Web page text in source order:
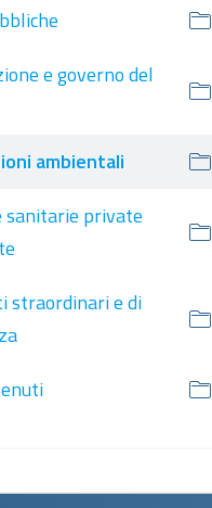
e governo del
ambientali
private
straordinari e di